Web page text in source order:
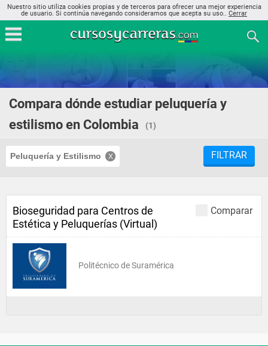
Nuestro sitio utiliza cookies propias y de terceros para ofrecer una mejor experiencia
de usuario. Si continúa navegando consideramos que acepta su uso.. Cerrar
Compara dónde estudiar peluquería y
estilismo en Colombia
(1)
Peluquería y Estilismo FILTRAR
Comparar
Bioseguridad para Centros de
Estética y Peluquerías (Virtual)
Politécnico de Suramérica